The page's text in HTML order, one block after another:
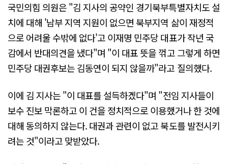
국민의힘 의원은 "김 지사의 공약인 경기북부특별자치도 설
치에 대해 '남부 지역 지원이 없으면 북부지역 삶이 재정적
으로 어려울 수밖에 없다'고 이재명 민주당 대표가 작년 국
감에서 반대의견을 냈다"며 "이 대표 뜻을 꺾고 그렇게 하면
민주당 대권후보는 김동연이 되지 않을까"라고 질의했다.
이에 김 지사는 "이 대표를 설득하겠다"며 "전임 지사들이
보수 진보 막론하고 이 건을 정치적으로 이용했거나 한 것에
대해 동의하지 않는다. 대권과 관련이 없고 북도를 발전시키
려는 것"이라고 맞받았다.